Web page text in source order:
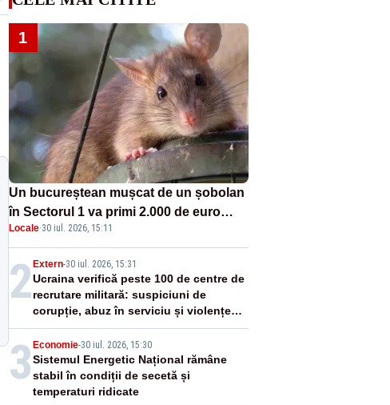
1
Un bucureștean mușcat de un șobolan
în Sectorul 1 va primi 2.000 de euro
despăgubiri de la primării, după cinci
ani de procese
Locale·30 iul. 2026, 15:11
2 Extern-30 iul. 2026, 15:31
Ucraina verifică peste 100 de centre de
recrutare militară: suspiciuni de
corupție, abuz în serviciu și violențe
asupra recruților
3 Economie-30 iul. 2026, 15:30
Sistemul Energetic Național rămâne
stabil în condiții de secetă și
temperaturi ridicate